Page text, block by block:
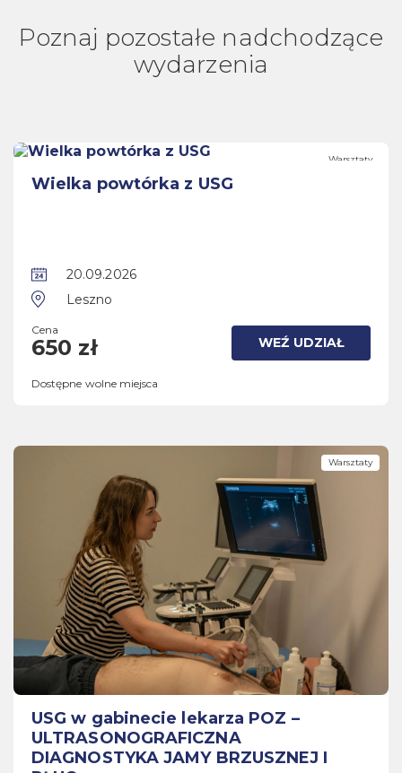
Poznaj pozostałe nadchodzące
wydarzenia
Warsztaty
Wielka powtórka z USG
20.09.2026
Leszno
Cena
650 zł WEŹ UDZIAŁ
Dostępne wolne miejsca
Warsztaty
USG w gabinecie lekarza POZ –
ULTRASONOGRAFICZNA
DIAGNOSTYKA JAMY BRZUSZNEJ I